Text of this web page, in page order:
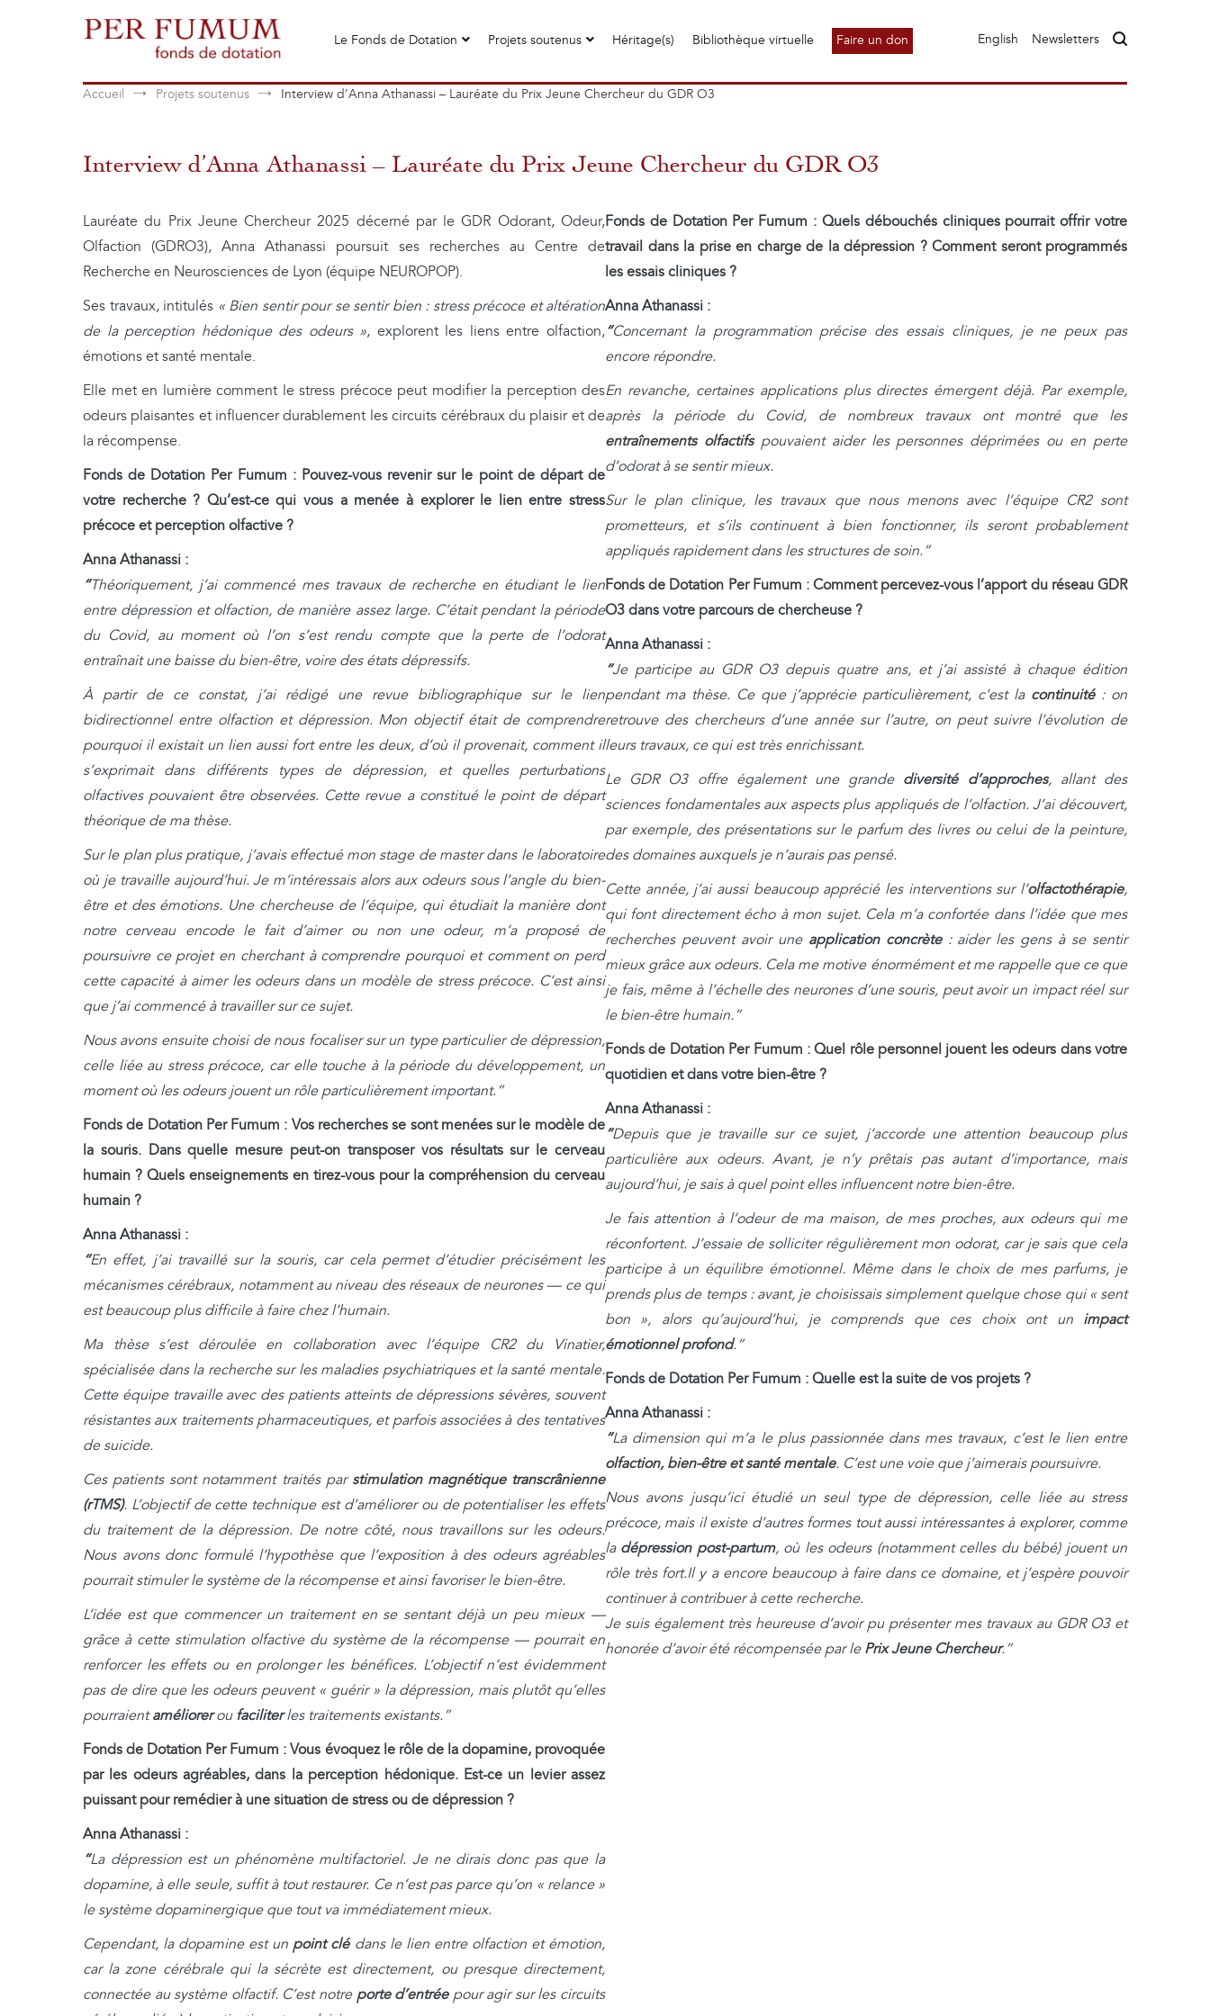
Per Fumum
Le Fonds de Dotation Projets soutenus Héritage(s) Bibliothèque virtuelle Faire un don English Newsletters
Accueil Projets soutenus Interview d’Anna Athanassi – Lauréate du Prix Jeune Chercheur du GDR O3
Interview d’Anna Athanassi – Lauréate du Prix Jeune Chercheur du GDR O3
Lauréate du Prix Jeune Chercheur 2025 décerné par le GDR Odorant, Odeur,
Olfaction (GDRO3), Anna Athanassi poursuit ses recherches au Centre de
Recherche en Neurosciences de Lyon (équipe NEUROPOP).
Ses travaux, intitulés « Bien sentir pour se sentir bien : stress précoce et altération
de la perception hédonique des odeurs », explorent les liens entre olfaction,
émotions et santé mentale.
Elle met en lumière comment le stress précoce peut modifier la perception des
odeurs plaisantes et influencer durablement les circuits cérébraux du plaisir et de
la récompense.
Fonds de Dotation Per Fumum : Pouvez-vous revenir sur le point de départ de
votre recherche ? Qu’est-ce qui vous a menée à explorer le lien entre stress
précoce et perception olfactive ?
Anna Athanassi :
“Théoriquement, j’ai commencé mes travaux de recherche en étudiant le lien
entre dépression et olfaction, de manière assez large. C’était pendant la période
du Covid, au moment où l’on s’est rendu compte que la perte de l’odorat
entraînait une baisse du bien-être, voire des états dépressifs.
À partir de ce constat, j’ai rédigé une revue bibliographique sur le lien
bidirectionnel entre olfaction et dépression. Mon objectif était de comprendre
pourquoi il existait un lien aussi fort entre les deux, d’où il provenait, comment il
s’exprimait dans différents types de dépression, et quelles perturbations
olfactives pouvaient être observées. Cette revue a constitué le point de départ
théorique de ma thèse.
Sur le plan plus pratique, j’avais effectué mon stage de master dans le laboratoire
où je travaille aujourd’hui. Je m’intéressais alors aux odeurs sous l’angle du bien-
être et des émotions. Une chercheuse de l’équipe, qui étudiait la manière dont
notre cerveau encode le fait d’aimer ou non une odeur, m’a proposé de
poursuivre ce projet en cherchant à comprendre pourquoi et comment on perd
cette capacité à aimer les odeurs dans un modèle de stress précoce. C’est ainsi
que j’ai commencé à travailler sur ce sujet.
Nous avons ensuite choisi de nous focaliser sur un type particulier de dépression,
celle liée au stress précoce, car elle touche à la période du développement, un
moment où les odeurs jouent un rôle particulièrement important.”
Fonds de Dotation Per Fumum : Vos recherches se sont menées sur le modèle de
la souris. Dans quelle mesure peut-on transposer vos résultats sur le cerveau
humain ? Quels enseignements en tirez-vous pour la compréhension du cerveau
humain ?
Anna Athanassi :
“En effet, j’ai travaillé sur la souris, car cela permet d’étudier précisément les
mécanismes cérébraux, notamment au niveau des réseaux de neurones — ce qui
est beaucoup plus difficile à faire chez l’humain.
Ma thèse s’est déroulée en collaboration avec l’équipe CR2 du Vinatier,
spécialisée dans la recherche sur les maladies psychiatriques et la santé mentale.
Cette équipe travaille avec des patients atteints de dépressions sévères, souvent
résistantes aux traitements pharmaceutiques, et parfois associées à des tentatives
de suicide.
Ces patients sont notamment traités par stimulation magnétique transcrânienne
(rTMS). L’objectif de cette technique est d’améliorer ou de potentialiser les effets
du traitement de la dépression. De notre côté, nous travaillons sur les odeurs.
Nous avons donc formulé l’hypothèse que l’exposition à des odeurs agréables
pourrait stimuler le système de la récompense et ainsi favoriser le bien-être.
L’idée est que commencer un traitement en se sentant déjà un peu mieux —
grâce à cette stimulation olfactive du système de la récompense — pourrait en
renforcer les effets ou en prolonger les bénéfices. L’objectif n’est évidemment
pas de dire que les odeurs peuvent « guérir » la dépression, mais plutôt qu’elles
pourraientaméliorerou faciliterles traitements existants.”
Fonds de Dotation Per Fumum : Vous évoquez le rôle de la dopamine, provoquée
par les odeurs agréables, dans la perception hédonique. Est-ce un levier assez
puissant pour remédier à une situation de stress ou de dépression ?
Anna Athanassi :
“La dépression est un phénomène multifactoriel. Je ne dirais donc pas que la
dopamine, à elle seule, suffit à tout restaurer. Ce n’est pas parce qu’on « relance »
le système dopaminergique que tout va immédiatement mieux.
Cependant, la dopamine est un point clédans le lien entre olfaction et émotion,
car la zone cérébrale qui la sécrète est directement, ou presque directement,
connectée au système olfactif. C’est notre porte d’entréepour agir sur les circuits
Fonds de Dotation Per Fumum : Quels débouchés cliniques pourrait offrir votre
travail dans la prise en charge de la dépression ? Comment seront programmés
les essais cliniques ?
Anna Athanassi :
“Concernant la programmation précise des essais cliniques, je ne peux pas
encore répondre.
En revanche, certaines applications plus directes émergent déjà. Par exemple,
après la période du Covid, de nombreux travaux ont montré que les
entraînements olfactifspouvaient aider les personnes déprimées ou en perte
d’odorat à se sentir mieux.
Sur le plan clinique, les travaux que nous menons avec l’équipe CR2 sont
prometteurs, et s’ils continuent à bien fonctionner, ils seront probablement
appliqués rapidement dans les structures de soin.”
Fonds de Dotation Per Fumum : Comment percevez-vous l’apport du réseau GDR
O3 dans votre parcours de chercheuse ?
Anna Athanassi :
“Je participe au GDR O3 depuis quatre ans, et j’ai assisté à chaque édition
pendant ma thèse. Ce que j’apprécie particulièrement, c’est la continuité: on
retrouve des chercheurs d’une année sur l’autre, on peut suivre l’évolution de
leurs travaux, ce qui est très enrichissant.
Le GDR O3 offre également une grande diversité d’approches, allant des
sciences fondamentales aux aspects plus appliqués de l’olfaction. J’ai découvert,
par exemple, des présentations sur le parfum des livres ou celui de la peinture,
des domaines auxquels je n’aurais pas pensé.
Cette année, j’ai aussi beaucoup apprécié les interventions sur l’olfactothérapie,
qui font directement écho à mon sujet. Cela m’a confortée dans l’idée que mes
recherches peuvent avoir une application concrète: aider les gens à se sentir
mieux grâce aux odeurs. Cela me motive énormément et me rappelle que ce que
je fais, même à l’échelle des neurones d’une souris, peut avoir un impact réel sur
le bien-être humain.”
Fonds de Dotation Per Fumum : Quel rôle personnel jouent les odeurs dans votre
quotidien et dans votre bien-être ?
Anna Athanassi :
“Depuis que je travaille sur ce sujet, j’accorde une attention beaucoup plus
particulière aux odeurs. Avant, je n’y prêtais pas autant d’importance, mais
aujourd’hui, je sais à quel point elles influencent notre bien-être.
Je fais attention à l’odeur de ma maison, de mes proches, aux odeurs qui me
réconfortent. J’essaie de solliciter régulièrement mon odorat, car je sais que cela
participe à un équilibre émotionnel. Même dans le choix de mes parfums, je
prends plus de temps : avant, je choisissais simplement quelque chose qui « sent
bon », alors qu’aujourd’hui, je comprends que ces choix ont un impact
émotionnel profond.”
Fonds de Dotation Per Fumum : Quelle est la suite de vos projets ?
Anna Athanassi :
“La dimension qui m’a le plus passionnée dans mes travaux, c’est le lien entre
olfaction, bien-être et santé mentale. C’est une voie que j’aimerais poursuivre.
Nous avons jusqu’ici étudié un seul type de dépression, celle liée au stress
précoce, mais il existe d’autres formes tout aussi intéressantes à explorer, comme
la dépression post-partum, où les odeurs (notamment celles du bébé) jouent un
rôle très fort.Il y a encore beaucoup à faire dans ce domaine, et j’espère pouvoir
continuer à contribuer à cette recherche.
Je suis également très heureuse d’avoir pu présenter mes travaux au GDR O3 et
honorée d’avoir été récompensée par le Prix Jeune Chercheur.”